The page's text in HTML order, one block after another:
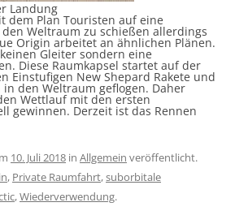
Landung
dem Plan Touristen auf eine
Weltraum zu schießen allerdings
Origin arbeitet an ähnlichen Plänen.
Gleiter sondern eine
Diese Raumkapsel startet auf der
Einstufigen New Shepard Rakete und
den Weltraum geflogen. Daher
Wettlauf mit den ersten
gewinnen. Derzeit ist das Rennen
10. Juli 2018 in Allgemein veröffentlicht.
, Private Raumfahrt,suborbitale
,Wiederverwendung.